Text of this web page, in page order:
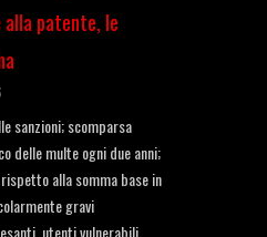
patente, le
sanzioni; scomparsa
delle multe ogni due anni;
alla somma base in
gravi
utenti vulnerabili,